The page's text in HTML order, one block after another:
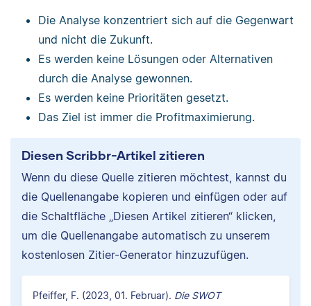
Die Analyse konzentriert sich auf die Gegenwart
und nicht die Zukunft.
Es werden keine Lösungen oder Alternativen
durch die Analyse gewonnen.
Es werden keine Prioritäten gesetzt.
Das Ziel ist immer die Profitmaximierung.
Diesen Scribbr-Artikel zitieren
Wenn du diese Quelle zitieren möchtest, kannst du
die Quellenangabe kopieren und einfügen oder auf
die Schaltfläche „Diesen Artikel zitieren“ klicken,
um die Quellenangabe automatisch zu unserem
kostenlosen Zitier-Generator hinzuzufügen.
Pfeiffer, F. (2023, 01. Februar). Die SWOT